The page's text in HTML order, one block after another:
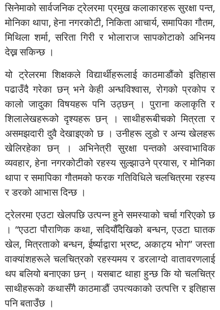
सिनेमाको सार्वजनिक ट्रेलरमा प्रमुख कलाकारहरू सुरक्षा पन्त,
मोनिका थापा, हेना नगरकोटी, निकिता आचार्य, समापिका गौतम,
मिथिला शर्मा, सरिता गिरी र भोलाराज सापकोटाको अभिनय
देख्न सकिन्छ ।
यो ट्रेलरमा शिक्षकले विद्यार्थीहरूलाई काठमाडौंको इतिहास
पढाउँदै गरेका छन् भने केही अन्धविश्वास, रोगको प्रकोप र
कालो जादुका विषयहरू पनि उठ्छन् । पुराना कलाकृति र
शिलालेखहरूको दृश्यहरू छन् । साथीहरूबीचको मित्रता र
असमझदारी दुवै देखाइएको छ । उनीहरू लुडो र अन्य खेलहरू
खेलिरहेका छन् । अभिनेत्री सुरक्षा पन्तको अस्वाभाविक
व्यवहार, हेना नगरकोटीको रहस्य सुल्झाउने प्रयास, र मोनिका
थापा र समापिका गौतमको फरक गतिविधिले चलचित्रमा रहस्य
र डरको आभास दिन्छ ।
ट्रेलरमा एउटा खेलपछि उत्पन्न हुने समस्याको चर्चा गरिएको छ
। “एउटा पौराणिक कथा, सदियौँदेखिको बन्धन, एउटा घातक
खेल, मित्रताको बन्धन, ईर्ष्याद्वारा भ्रष्ट, अकाट्य भोग” जस्ता
वाक्यांशहरूले चलचित्रको रहस्यमय र डरलाग्दो वातावरणलाई
थप बलियो बनाएका छन् । यसबाट थाहा हुन्छ कि यो चलचित्र
साथीहरूको कथासँगै काठमाडौं उपत्यकाको उत्पत्ति र इतिहास
पनि बताउँछ ।